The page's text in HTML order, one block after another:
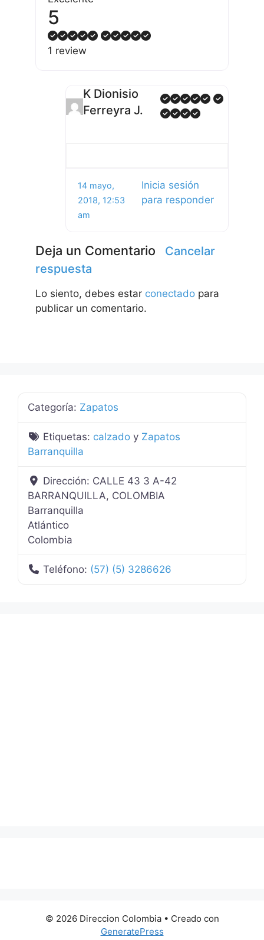
5
1 review
K Dionisio
Ferreyra J.
14 mayo,
2018, 12:53
am
Inicia sesión
para responder
Deja un Comentario
Cancelar
respuesta
Lo siento, debes estar conectado para
publicar un comentario.
Categoría: Zapatos
Etiquetas: calzado y Zapatos
Barranquilla
Dirección: CALLE 43 3 A-42
BARRANQUILLA, COLOMBIA
Barranquilla
Atlántico
Colombia
Teléfono: (57) (5) 3286626
© 2026 Direccion Colombia• Creado con
GeneratePress